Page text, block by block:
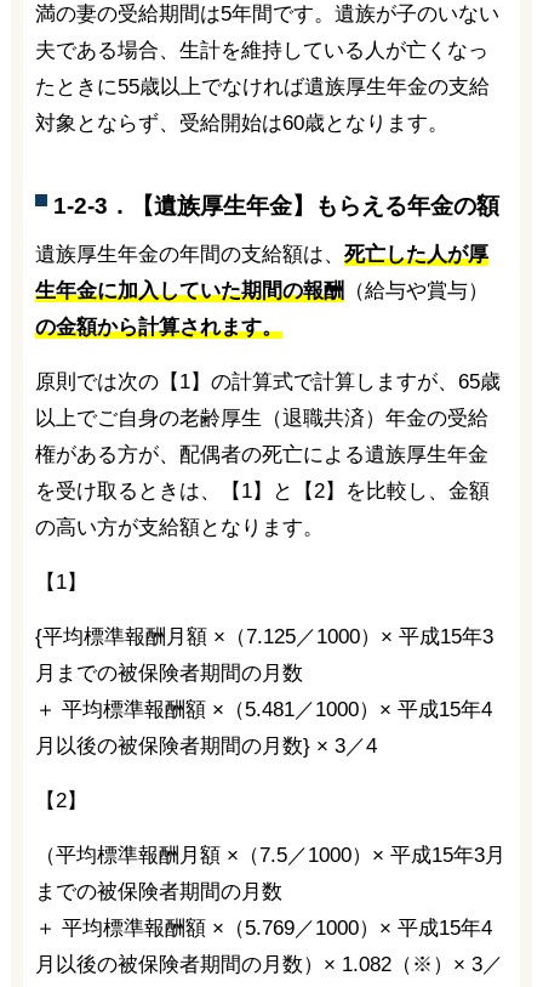
満の妻の受給期間は5年間です。遺族が子のいない
夫である場合、生計を維持している人が亡くなっ
たときに55歳以上でなければ遺族厚生年金の支給
対象とならず、受給開始は60歳となります。
1-2-3．【遺族厚生年金】もらえる年金の額
遺族厚生年金の年間の支給額は、 死亡した人が厚
生年金に加入していた期間の報酬（給与や賞与）
の金額から計算されます。
原則では次の【1】の計算式で計算しますが、65歳
以上でご自身の老齢厚生（退職共済）年金の受給
権がある方が、配偶者の死亡による遺族厚生年金
を受け取るときは、【1】と【2】を比較し、金額
の高い方が支給額となります。
【1】
{平均標準報酬月額 ×（7.125／1000）× 平成15年3
月までの被保険者期間の月数
＋ 平均標準報酬額 ×（5.481／1000）× 平成15年4
月以後の被保険者期間の月数} × 3／4
【2】
（平均標準報酬月額 ×（7.5／1000）× 平成15年3月
までの被保険者期間の月数
＋ 平均標準報酬額 ×（5.769／1000）× 平成15年4
月以後の被保険者期間の月数）× 1.082（※）× 3／